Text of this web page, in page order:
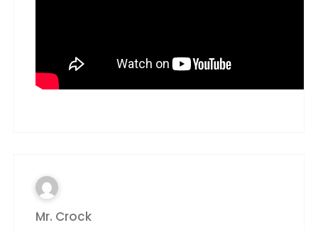
Mr. Crock